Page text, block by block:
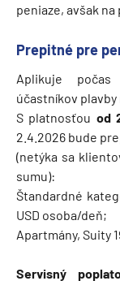
peniaze, avšak
Prepitné pre
Aplikuje
účastníkov plavby
S platnosťou od
2.4.2026 bude
(netýka sa
sumu):
Štandardné
USD osoba/deň;
Apartmány, Suity
Servisný